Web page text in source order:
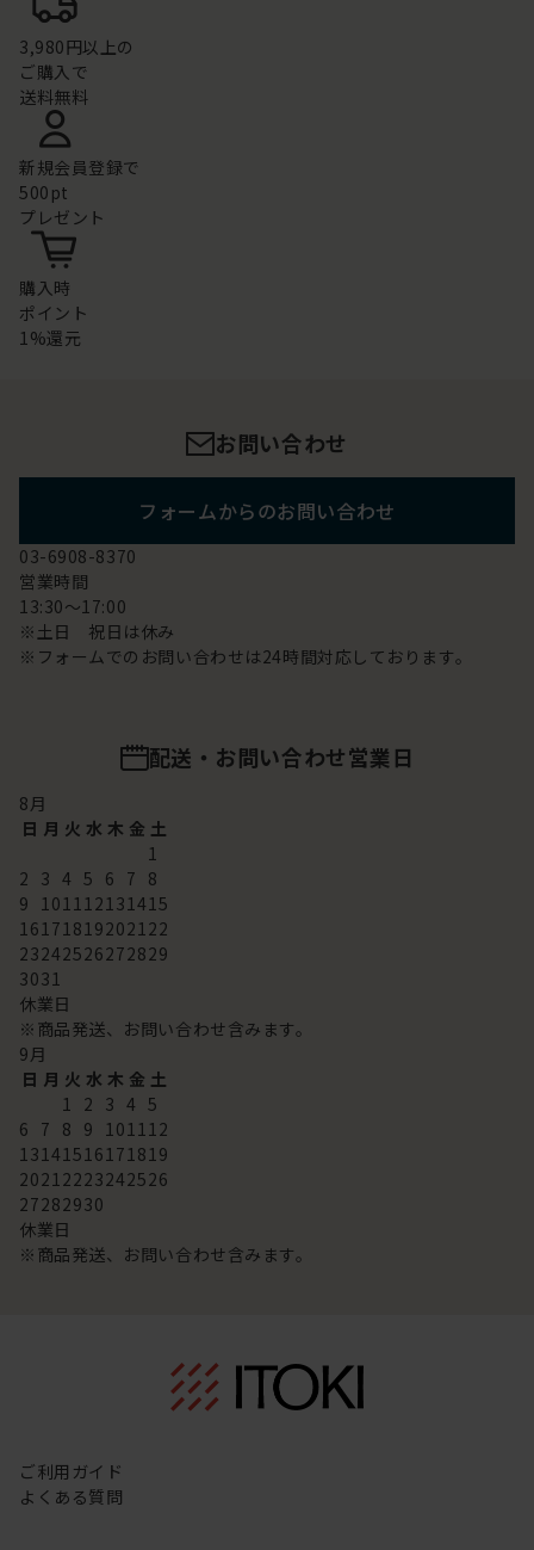
3,980円以上の
ご購入で
送料無料
新規会員登録で
500pt
プレゼント
購入時
ポイント
1%還元
お問い合わせ
フォームからのお問い合わせ
03-6908-8370
営業時間
13:30～17:00
※土日 祝日は休み
※フォームでのお問い合わせは24時間対応しております。
配送・お問い合わせ営業日
8月
日 月 火 水 木 金 土
1
2 3 4 5 6 7 8
9 101112131415
16171819202122
23242526272829
3031
休業日
※商品発送、お問い合わせ含みます。
9月
日 月 火 水 木 金 土
1 2 3 4 5
6 7 8 9 101112
13141516171819
20212223242526
27282930
休業日
※商品発送、お問い合わせ含みます。
ご利用ガイド
よくある質問